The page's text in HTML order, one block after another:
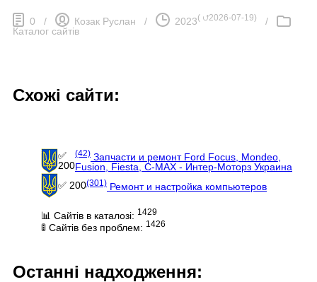
0 / Козак Руслан / 2023( ⮍2026-07-19)
/
Каталог сайтів
Схожі сайти:
✅
200
(42) Запчасти и ремонт Ford Focus, Mondeo,
Fusion, Fiesta, C-MAX - Интер-Моторз Украина
✅ 200(301) Ремонт и настройка компьютеров
📊 Сайтів в каталозі: 1429
🚦 Сайтів без проблем: 1426
Останні надходження: